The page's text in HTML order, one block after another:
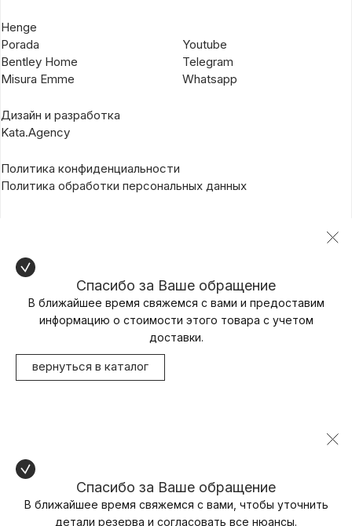
Henge
Porada
Bentley Home
Misura Emme
Youtube
Telegram
Whatsapp
Дизайн и разработка
Kata.Agency
Политика конфиденциальности
Политика обработки персональных данных
Спасибо за Ваше обращение
В ближайшее время свяжемся с вами и предоставим
информацию о стоимости этого товара с учетом
доставки.
вернуться в каталог
Спасибо за Ваше обращение
В ближайшее время свяжемся с вами, чтобы уточнить
детали резерва и согласовать все нюансы.